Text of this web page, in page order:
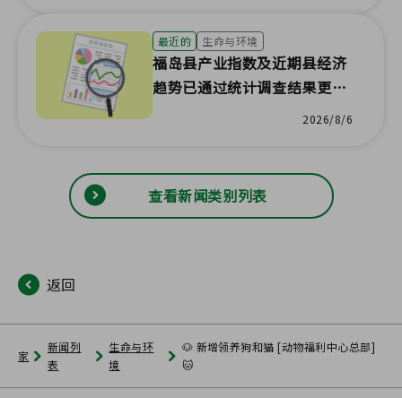
最近的 生命与环境
福岛县产业指数及近期县经济
趋势已通过统计调查结果更
2026/8/6
查看新闻类别列表
返回
家
新闻列
表
生命与环
境
🐶 新增领养狗和猫 [动物福利中心总部]
🐱